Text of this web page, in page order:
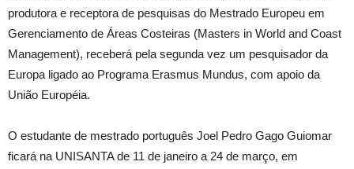
produtora e receptora de pesquisas do Mestrado Europeu em
Gerenciamento de Áreas Costeiras (Masters in World and Coast
Management), receberá pela segunda vez um pesquisador da
Europa ligado ao Programa Erasmus Mundus, com apoio da
União Européia.
O estudante de mestrado português Joel Pedro Gago Guiomar
ficará na UNISANTA de 11 de janeiro a 24 de março, em